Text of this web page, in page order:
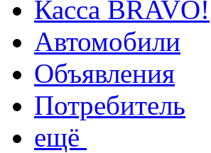
Касса BRAVO!
Автомобили
Объявления
Потребитель
ещё